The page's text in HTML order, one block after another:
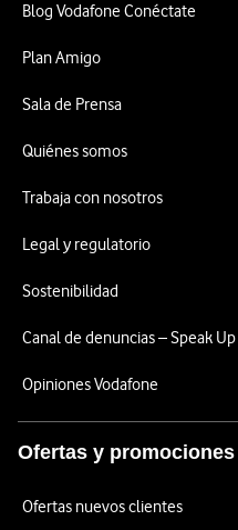
Blog Vodafone Conéctate
Plan Amigo
Sala de Prensa
Quiénes somos
Trabaja con nosotros
Legal y regulatorio
Sostenibilidad
Canal de denuncias – Speak Up
Opiniones Vodafone
Ofertas y promociones
Ofertas nuevos clientes